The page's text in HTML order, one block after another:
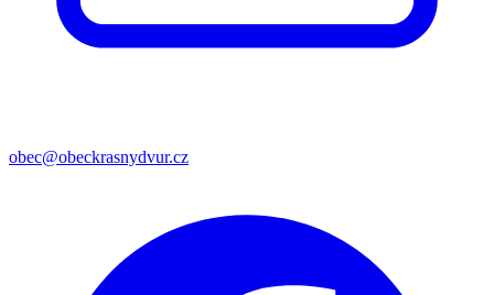
obec@obeckrasnydvur.cz